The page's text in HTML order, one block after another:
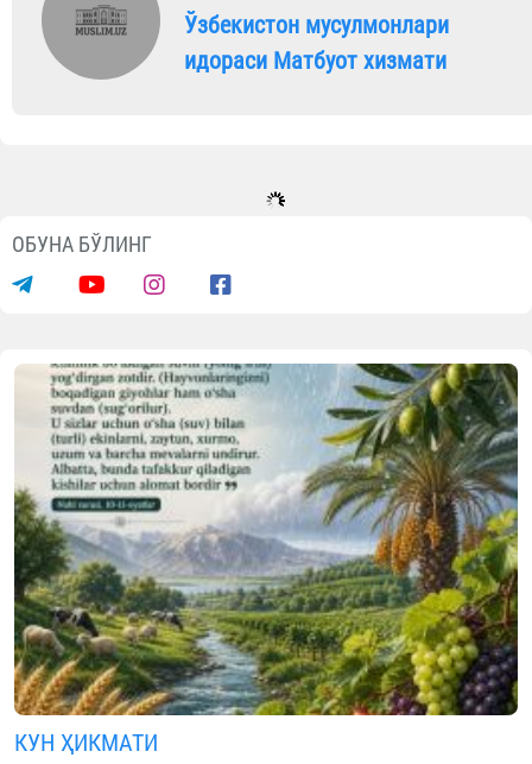
Ўзбекистон мусулмонлари
идораси Матбуот хизмати
ОБУНА БЎЛИНГ
КУН ҲИКМАТИ